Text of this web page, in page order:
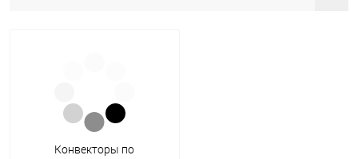
Конвекторы по